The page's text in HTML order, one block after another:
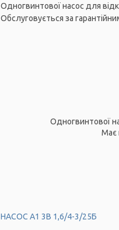
Одногвинтової насос для
Обслуговується за
Одногвинтової
Має
НАСОС А1 3В 1,6/4-3/25Б